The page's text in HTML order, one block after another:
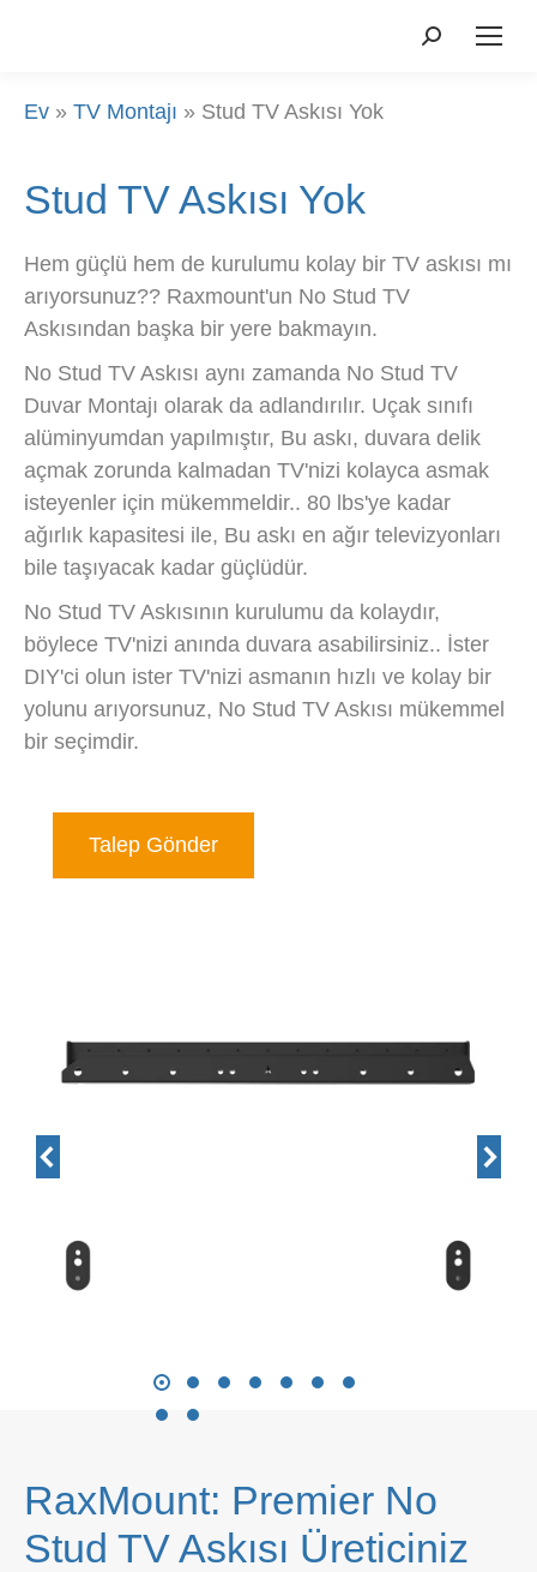
Aramak:
Ev » TV Montajı » Stud TV Askısı Yok
Stud TV Askısı Yok
Hem güçlü hem de kurulumu kolay bir TV askısı mı
arıyorsunuz?? Raxmount'un No Stud TV
Askısından başka bir yere bakmayın.
No Stud TV Askısı aynı zamanda No Stud TV
Duvar Montajı olarak da adlandırılır. Uçak sınıfı
alüminyumdan yapılmıştır, Bu askı, duvara delik
açmak zorunda kalmadan TV'nizi kolayca asmak
isteyenler için mükemmeldir.. 80 lbs'ye kadar
ağırlık kapasitesi ile, Bu askı en ağır televizyonları
bile taşıyacak kadar güçlüdür.
No Stud TV Askısının kurulumu da kolaydır,
böylece TV'nizi anında duvara asabilirsiniz.. İster
DIY'ci olun ister TV'nizi asmanın hızlı ve kolay bir
yolunu arıyorsunuz, No Stud TV Askısı mükemmel
bir seçimdir.
Talep Gönder
RaxMount: Premier No
Stud TV Askısı Üreticiniz